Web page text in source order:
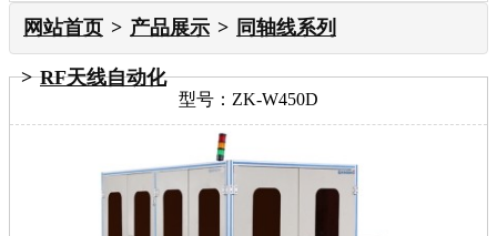
网站首页 产品展示 同轴线系列
RF天线自动化
型号：ZK-W450D